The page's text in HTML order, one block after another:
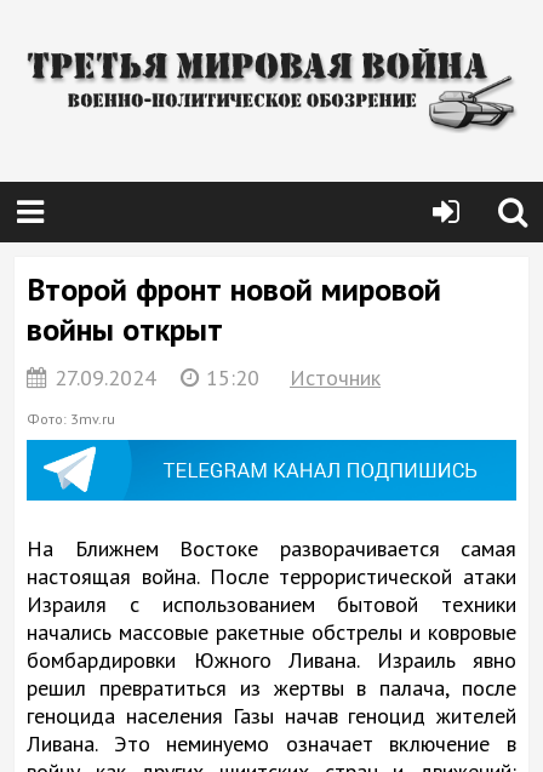
Второй фронт новой мировой
войны открыт
27.09.2024 15:20 Источник
Фото: 3mv.ru
На Ближнем Востоке разворачивается самая
настоящая война. После террористической атаки
Израиля с использованием бытовой техники
начались массовые ракетные обстрелы и ковровые
бомбардировки Южного Ливана. Израиль явно
решил превратиться из жертвы в палача, после
геноцида населения Газы начав геноцид жителей
Ливана. Это неминуемо означает включение в